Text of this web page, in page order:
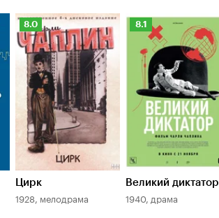
Рейтинг
Кинопоиска
8.0
8.0
Цирк
1928, мелодрама
Рейтинг
Кинопоиска
8.1
8.1
Великий диктатор
1940, драма